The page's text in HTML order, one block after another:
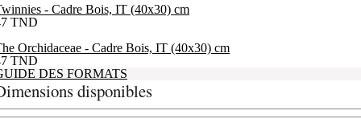
- Cadre Bois, IT (40x30) cm
TND
Orchidaceae - Cadre Bois, IT (40x30) cm
TND
DES FORMATS
disponibles